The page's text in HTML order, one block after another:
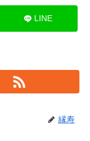
LINE
縁寿